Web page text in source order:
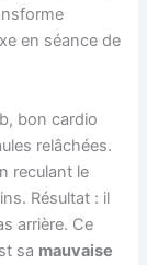
en séance de
bon cardio
relâchées.
reculant le
Résultat : il
arrière. Ce
sa mauvaise